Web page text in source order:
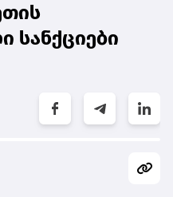
სანქციები